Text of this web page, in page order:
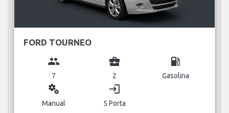
FORD TOURNEO
group
7
business_center
2
local_gas_station
Gasolina
miscellaneous_services
Manual
login
5 Porta